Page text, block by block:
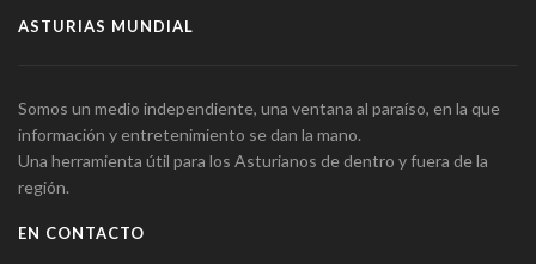
ASTURIAS MUNDIAL
Somos un medio independiente, una ventana al paraíso, en la que
información y entretenimiento se dan la mano.
Una herramienta útil para los Asturianos de dentro y fuera de la
región.
EN CONTACTO